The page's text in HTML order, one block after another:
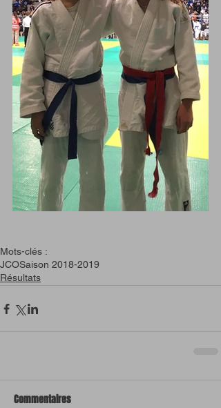
Mots-clés :
JCOSaison 2018-2019
Résultats
Commentaires